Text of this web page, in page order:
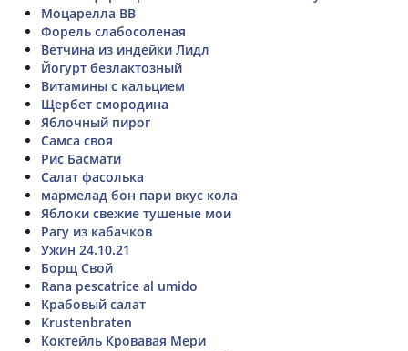
Моцарелла ВВ
Форель слабосоленая
Ветчина из индейки Лидл
Йогурт безлактозный
Витамины с кальцием
Щербет смородина
Яблочный пирог
Самса своя
Рис Басмати
Салат фасолька
мармелад бон пари вкус кола
Яблоки свежие тушеные мои
Рагу из кабачков
Ужин 24.10.21
Борщ Свой
Rana pescatrice al umido
Крабовый салат
Krustenbraten
Коктейль Кровавая Мери